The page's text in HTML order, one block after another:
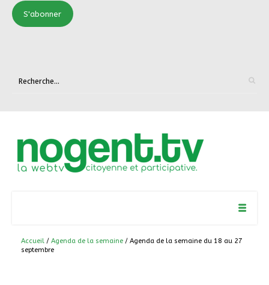
S'abonner
Accueil / Agenda de la semaine / Agenda de la semaine du 18 au 27
septembre